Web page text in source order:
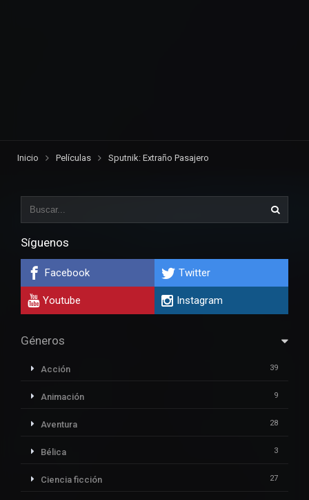
Inicio Películas Sputnik: Extraño Pasajero
Síguenos
Facebook Twitter
Youtube Instagram
Géneros
Acción 39
Animación 9
Aventura 28
Bélica 3
Ciencia ficción 27